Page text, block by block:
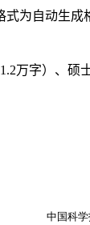
为自动生成
1.2万字）、硕
中国科